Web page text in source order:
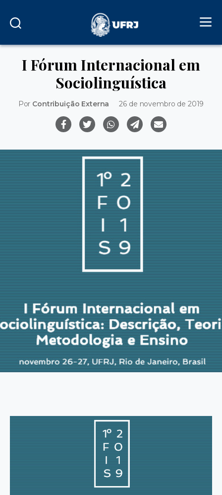
I Fórum Internacional em
Sociolinguística
Por Contribuição Externa 26 de novembro de 2019